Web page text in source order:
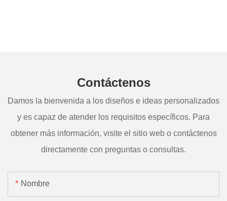
Contáctenos
Damos la bienvenida a los diseños e ideas personalizados
y es capaz de atender los requisitos específicos. Para
obtener más información, visite el sitio web o contáctenos
directamente con preguntas o consultas.
Nombre